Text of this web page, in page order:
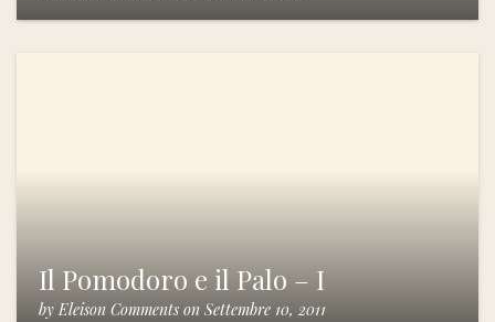
Il Pomodoro e il Palo – I
by Eleison Comments on Settembre 10, 2011